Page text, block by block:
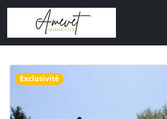
Exclusivité